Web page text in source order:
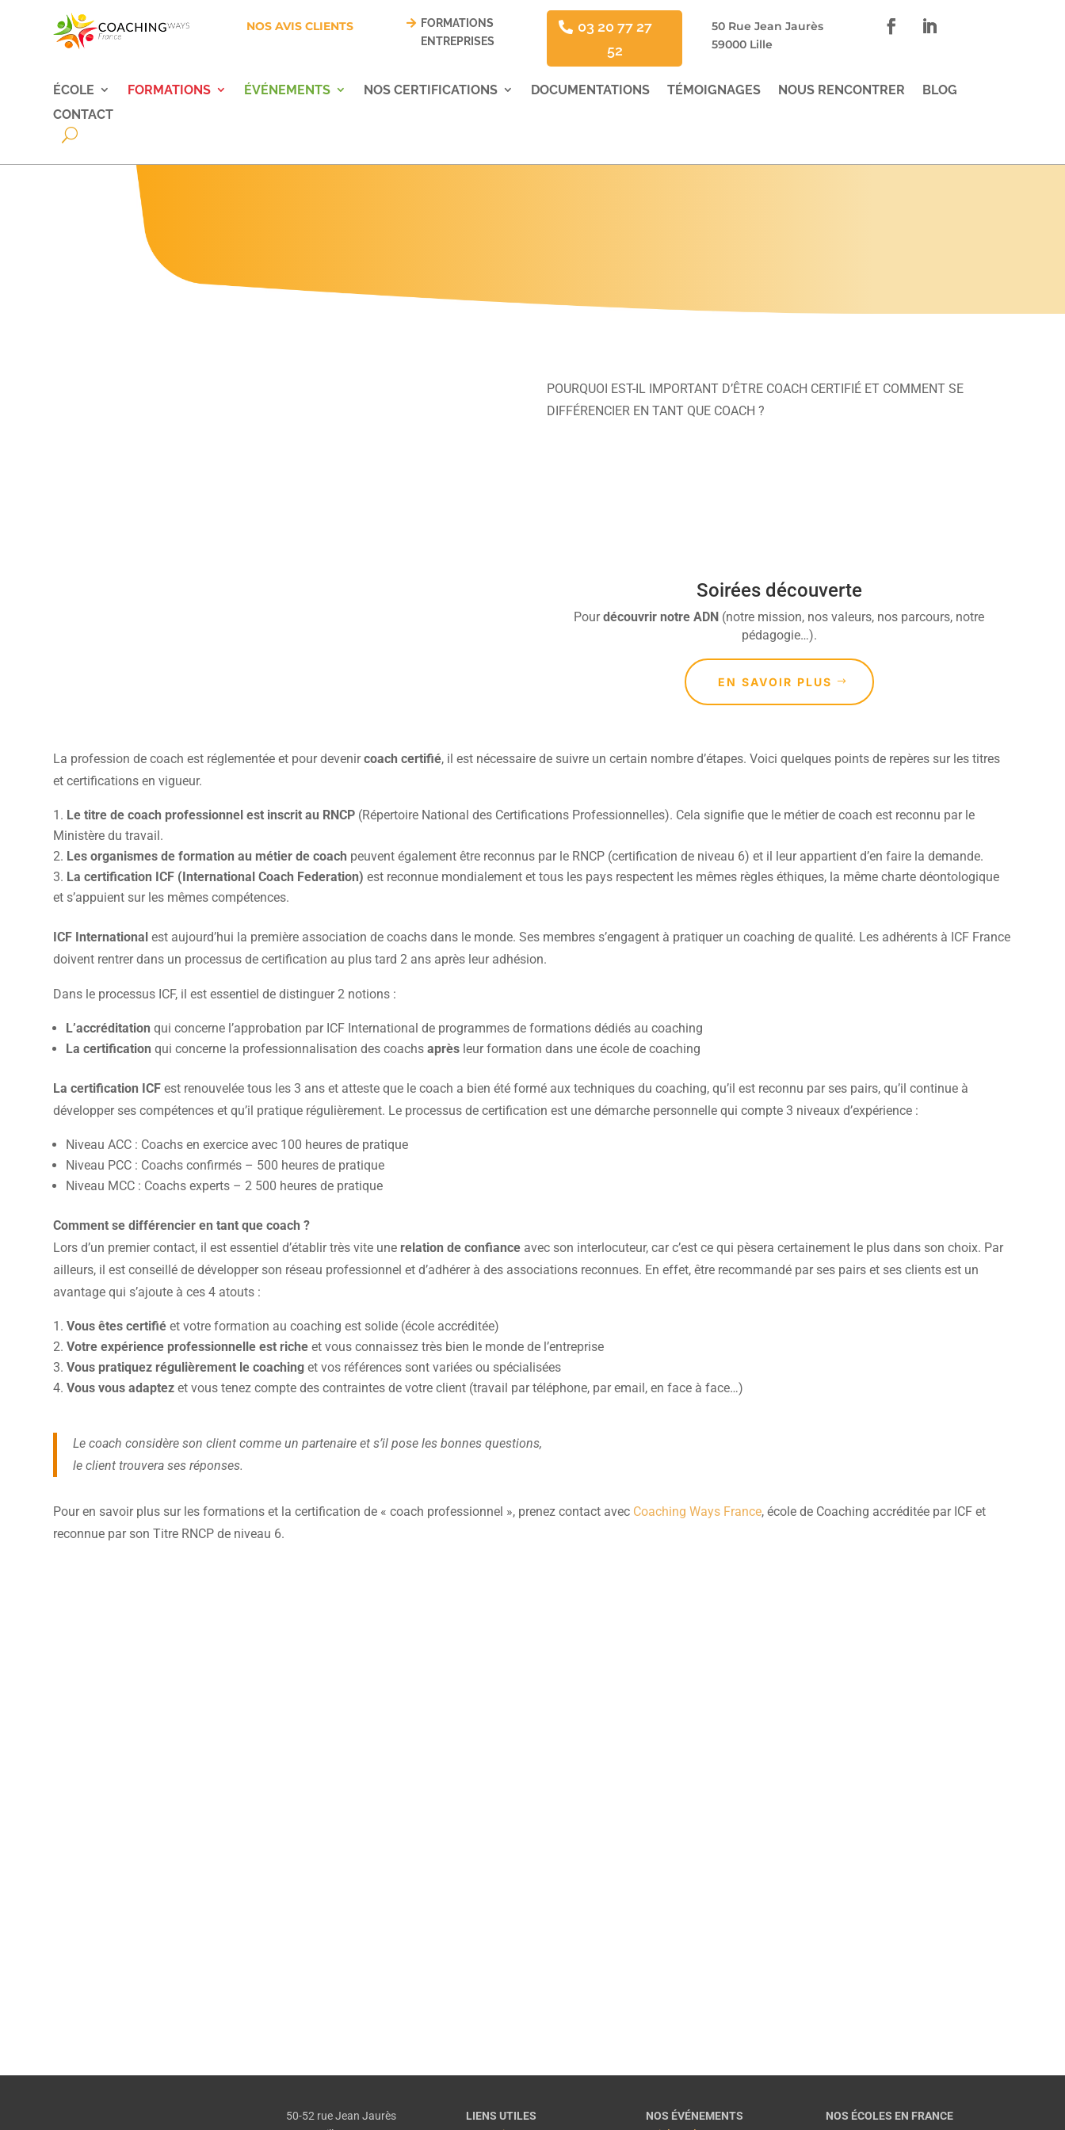
NOS AVIS CLIENTS
FORMATIONS
ENTREPRISES
03 20 77 27
52
50 Rue Jean Jaurès
59000 Lille
ÉCOLE FORMATIONS ÉVÉNEMENTS NOS CERTIFICATIONS DOCUMENTATIONS TÉMOIGNAGES NOUS RENCONTRER
BLOG
CONTACT
POURQUOI EST-IL IMPORTANT D’ÊTRE COACH CERTIFIÉ ET COMMENT SE
DIFFÉRENCIER EN TANT QUE COACH ?
Soirées découverte
Pourdécouvrir notre ADN (notre mission, nos valeurs, nos parcours, notre
pédagogie…).
EN SAVOIR PLUS
La profession de coach est réglementée et pour devenircoach certifié, il est nécessaire de suivre un certain nombre d’étapes. Voici quelques points de repères sur les titres
et certifications en vigueur.
Le titre de coach professionnel est inscrit au RNCP (Répertoire National des Certifications Professionnelles). Cela signifie que le métier de coach est reconnu par le
Ministère du travail.
Les organismes de formation au métier de coach peuvent également être reconnus par le RNCP (certification de niveau 6) et il leur appartient d’en faire la demande.
La certification ICF (International Coach Federation) est reconnue mondialement et tous les pays respectent les mêmes règles éthiques, la même charte déontologique
et s’appuient sur les mêmes compétences.
ICF International est aujourd’hui la première association de coachs dans le monde. Ses membres s’engagent à pratiquer un coaching de qualité. Les adhérents à ICF France
doivent rentrer dans un processus de certification au plus tard 2 ans après leur adhésion.
Dans le processus ICF, il est essentiel de distinguer 2 notions :
L’accréditationqui concerne l’approbation par ICF International de programmes de formations dédiés au coaching
La certificationqui concerne la professionnalisation des coachsaprès leur formation dans une école de coaching
La certification ICF est renouvelée tous les 3 ans et atteste que le coach a bien été formé aux techniques du coaching, qu’il est reconnu par ses pairs, qu’il continue à
développer ses compétences et qu’il pratique régulièrement. Le processus de certification est une démarche personnelle qui compte 3 niveaux d’expérience :
Niveau ACC : Coachs en exercice avec 100 heures de pratique
Niveau PCC : Coachs confirmés – 500 heures de pratique
Niveau MCC : Coachs experts – 2 500 heures de pratique
Comment se différencier en tant que coach ?
Lors d’un premier contact, il est essentiel d’établir très vite une relation de confiance avec son interlocuteur, car c’est ce qui pèsera certainement le plus dans son choix. Par
ailleurs, il est conseillé de développer son réseau professionnel et d’adhérer à des associations reconnues. En effet, être recommandé par ses pairs et ses clients est un
avantage qui s’ajoute à ces 4 atouts :
Vous êtes certifié et votre formation au coaching est solide (école accréditée)
Votre expérience professionnelle est riche et vous connaissez très bien le monde de l’entreprise
Vous pratiquez régulièrement le coaching et vos références sont variées ou spécialisées
Vous vous adaptez et vous tenez compte des contraintes de votre client (travail par téléphone, par email, en face à face…)
Le coach considère son client comme un partenaire et s’il pose les bonnes questions,
le client trouvera ses réponses.
Pour en savoir plus sur les formations et la certification de « coach professionnel », prenez contact avec Coaching Ways France, école de Coaching accréditée par ICF et
reconnue par son Titre RNCP de niveau 6.
50-52 rue Jean Jaurès
LIENS UTILES
NOS ÉVÉNEMENTS
NOS ÉCOLES EN FRANCE